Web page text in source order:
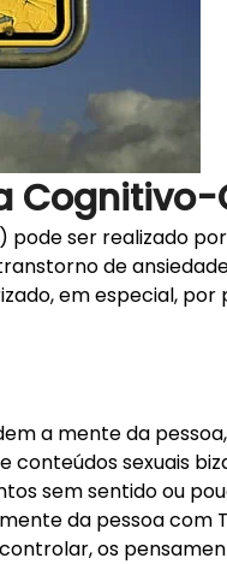
ser realizado
de
em especial, por
a mente da
sexuais
sem sentido ou
da pessoa com
os